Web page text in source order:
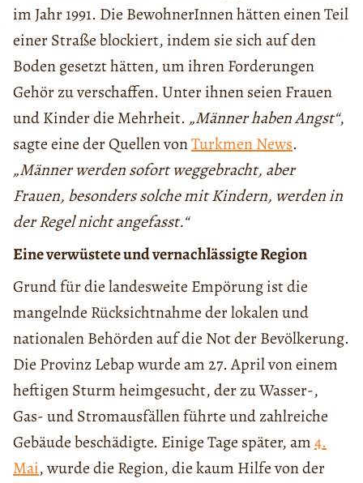
im Jahr 1991. Die BewohnerInnen hätten einen Teil
einer Straße blockiert, indem sie sich auf den
Boden gesetzt hätten, um ihren Forderungen
Gehör zu verschaffen. Unter ihnen seien Frauen
und Kinder die Mehrheit. „Männer haben Angst“,
sagte eine der Quellen vonTurkmen News.
„Männer werden sofort weggebracht, aber
Frauen, besonders solche mit Kindern, werden in
der Regel nicht angefasst.“
Eine verwüstete und vernachlässigte Region
Grund für die landesweite Empörung ist die
mangelnde Rücksichtnahme der lokalen und
nationalen Behörden auf die Not der Bevölkerung.
Die Provinz Lebap wurde am 27. April von einem
heftigen Sturm heimgesucht, der zu Wasser-,
Gas- und Stromausfällen führte und zahlreiche
Gebäude beschädigte. Einige Tage später, am4.
Mai, wurde die Region, die kaum Hilfe von der